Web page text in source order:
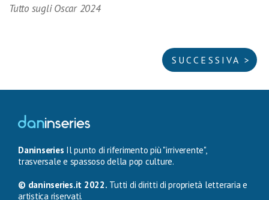
Tutto sugli Oscar 2024
SUCCESSIVA >
Daninseries Il punto di riferimento più "irriverente",
trasversale e spassoso della pop culture.
© daninseries.it 2022. Tutti di diritti di proprietà letteraria e
artistica riservati.